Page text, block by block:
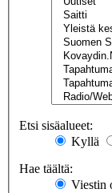
Etsi sisäalueet:
Kyllä
Hae täältä:
Viestin